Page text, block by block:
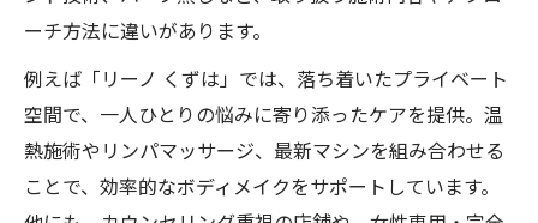
ーチ方法に違いがあります。
例えば「リーノ くずは」では、落ち着いたプライベート
空間で、一人ひとりの悩みに寄り添ったケアを提供。温
熱施術やリンパマッサージ、最新マシンを組み合わせる
ことで、効率的なボディメイクをサポートしています。